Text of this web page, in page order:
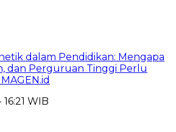
dalam Pendidikan: Mengapa
dan Perguruan Tinggi Perlu
WIB